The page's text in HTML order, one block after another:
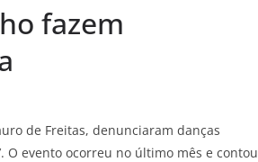
fazem
de Freitas, denunciaram danças
O evento ocorreu no último mês e contou